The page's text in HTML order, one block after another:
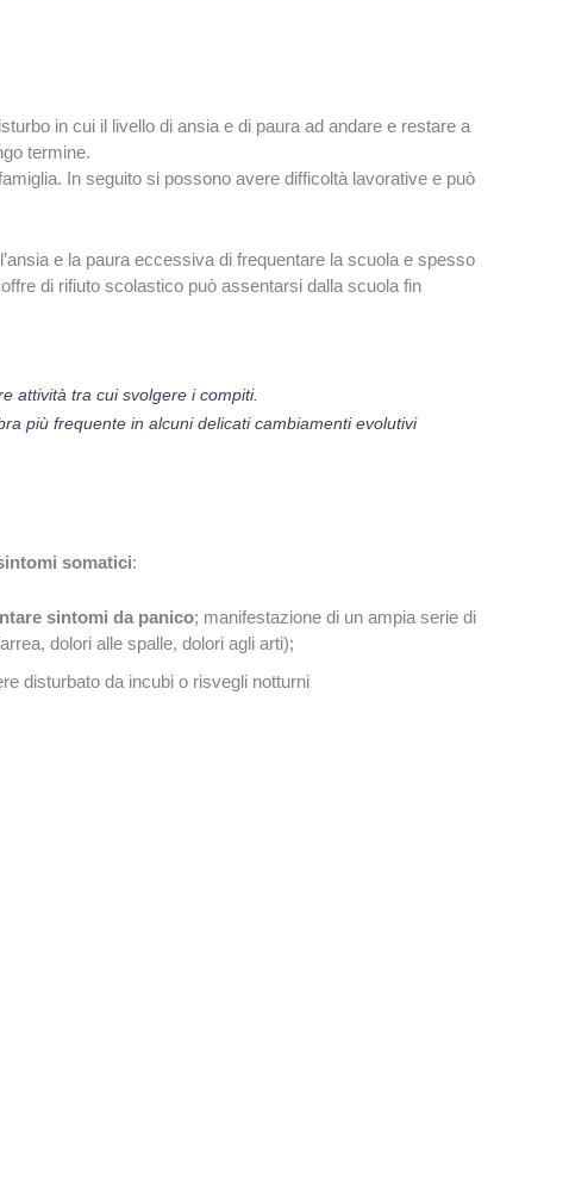
in cui il livello di ansia e di paura ad andare e restare a
termine.
In seguito si possono avere difficoltà lavorative e può
e la paura eccessiva di frequentare la scuola e spesso
di rifiuto scolastico può assentarsi dalla scuola fin
attività tra cui svolgere i compiti.
più frequente in alcuni delicati cambiamenti evolutivi
somatici:
sintomi da panico; manifestazione di un ampia serie di
dolori alle spalle, dolori agli arti);
disturbato da incubi o risvegli notturni